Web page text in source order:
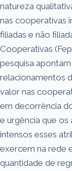
natureza
nas cooperativas
filiadas e não
Cooperativas
pesquisa
relacionamentos
valor nas
em decorrência
e urgência que os
intensos esses
exercem na rede
quantidade de